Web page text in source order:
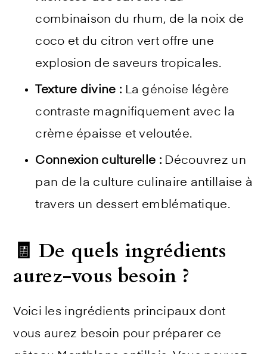
combinaison du rhum, de la noix de
coco et du citron vert offre une
explosion de saveurs tropicales.
Texture divine : La génoise légère
contraste magnifiquement avec la
crème épaisse et veloutée.
Connexion culturelle : Découvrez un
pan de la culture culinaire antillaise à
travers un dessert emblématique.
🧾 De quels ingrédients
aurez-vous besoin ?
Voici les ingrédients principaux dont
vous aurez besoin pour préparer ce